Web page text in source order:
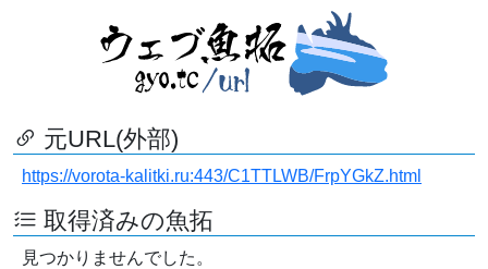
元URL(外部)
https://vorota-kalitki.ru:443/C1TTLWB/FrpYGkZ.html
取得済みの魚拓
見つかりませんでした。